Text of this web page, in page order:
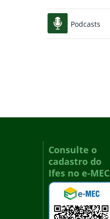
Podcasts
Consulte o
cadastro do
Ifes no e-MEC